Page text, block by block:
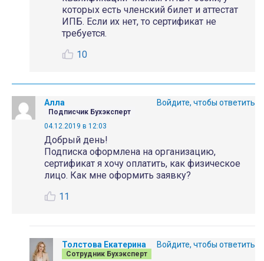
которых есть членский билет и аттестат
ИПБ. Если их нет, то сертификат не
требуется.
10
Алла
Подписчик Бухэксперт
04.12.2019 в 12:03
Добрый день!
Подписка оформлена на организацию,
сертификат я хочу оплатить, как физическое
лицо. Как мне оформить заявку?
11
Войдите, чтобы ответить
Толстова Екатерина
Сотрудник Бухэксперт
Войдите, чтобы ответить